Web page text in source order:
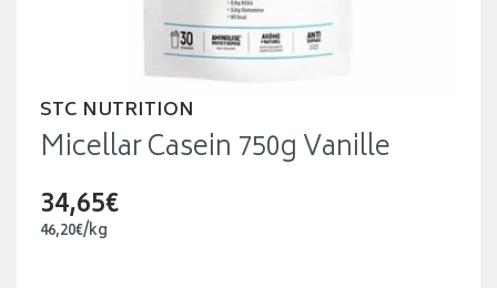
STC NUTRITION
Micellar Casein 750g Vanille
34,65€
46,20€/kg